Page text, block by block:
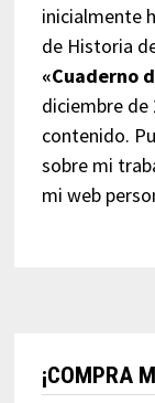
inicialmente
de Historia
«Cuaderno
diciembre de
contenido.
sobre mi
mi web
¡COMPRA